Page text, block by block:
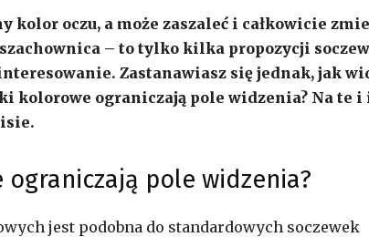
kolor oczu, a może zaszaleć i całkowicie
– to tylko kilka propozycji
Zastanawiasz się jednak, jak
kolorowe ograniczają pole widzenia? Na te
ograniczają pole widzenia?
jest podobna do standardowych soczewek